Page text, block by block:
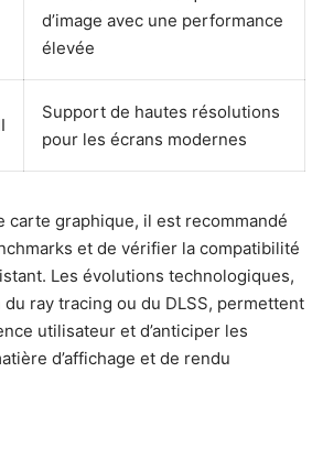
d’image avec une performance
élevée
Support de hautes résolutions
pour les écrans modernes
carte graphique, il est recommandé
et de vérifier la compatibilité
Les évolutions technologiques,
du ray tracing ou du DLSS, permettent
utilisateur et d’anticiper les
d’affichage et de rendu